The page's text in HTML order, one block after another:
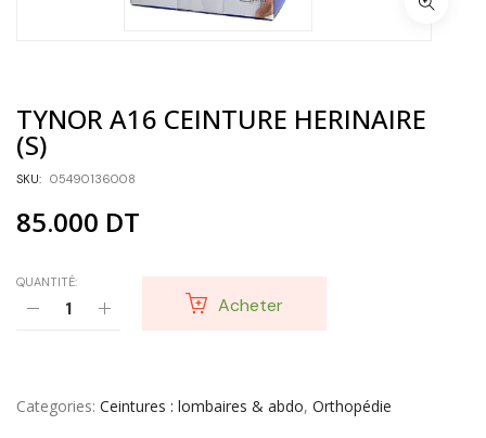
TYNOR A16 CEINTURE HERINAIRE
(S)
SKU: 05490136008
85.000 DT
QUANTITÉ:
Acheter
Categories Ceintures : lombaires & abdo, Orthopédie